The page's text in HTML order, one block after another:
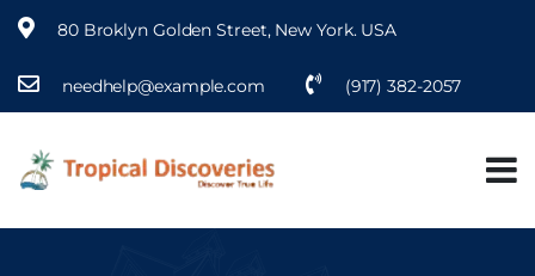
80 Broklyn Golden Street, New York. USA
needhelp@example.com (917) 382-2057
o